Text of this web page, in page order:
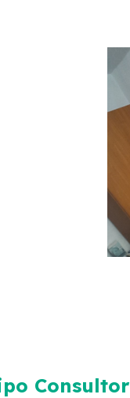
Consultor